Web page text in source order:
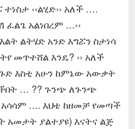
‹‹ልሂድ›› አለች ….
ፈልጌ አልነበረም …››
ልትሄድ አንድ እግሯን ስታነሳ
መጥተሸል እንዴ? ›› አለች
እስቲ አሁን ከምኔው አውቃት
… ?? ጉንጭ ለጉንጭ
…. እህቴ ከዘመቻ የመጣች
አመታት ያልተያዩ) እናትና ልጅ